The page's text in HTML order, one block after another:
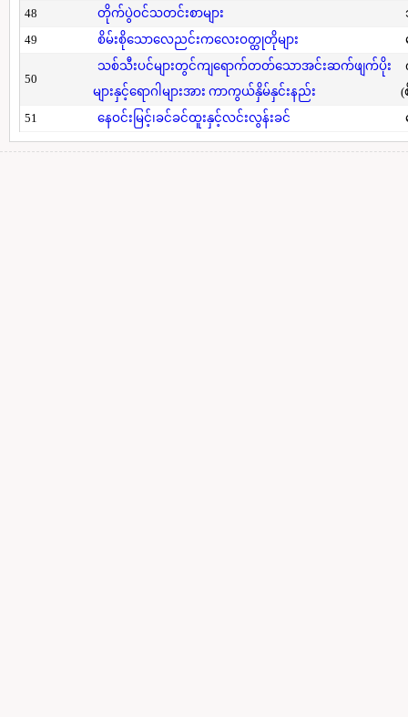
48 တိုက်ပွဲဝင်သတင်းစာများ
49
စိမ်းစိုသောလေညင်းကလေးဝတ္ထုတိုများ
50
သစ်သီးပင်များတွင်ကျရောက်တတ်သောအင်းဆက်ဖျက်ပိုး
များနှင့်ရောဂါများအား ကာကွယ်နှိမ်နှင်းနည်း
(
51
နေဝင်းမြင့်၊ခင်ခင်ထူးနှင့်လင်းလွန်းခင်